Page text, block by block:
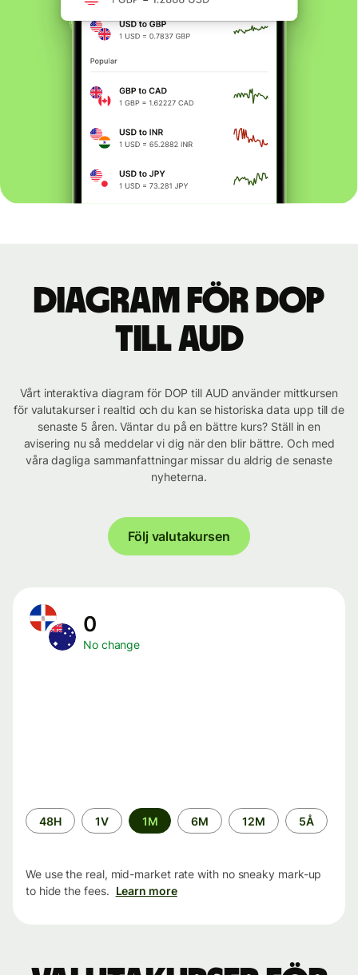
Diagram för DOP
till AUD
Vårt interaktiva diagram för DOP till AUD använder mittkursen
för valutakurser i realtid och du kan se historiska data upp till de
senaste 5 åren. Väntar du på en bättre kurs? Ställ in en
avisering nu så meddelar vi dig när den blir bättre. Och med
våra dagliga sammanfattningar missar du aldrig de senaste
nyheterna.
Följ valutakursen
0
No change
Time
period
48H 1V 1M 6M 12M 5Å
We use the real, mid-market rate with no sneaky mark-up
to hide the fees. Learn more